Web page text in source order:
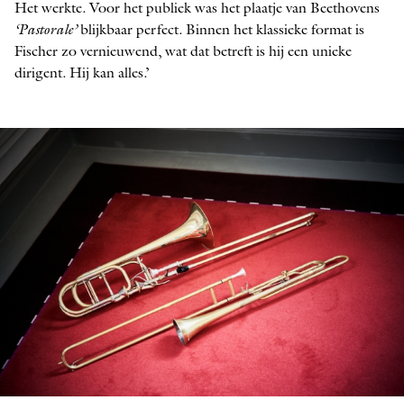
Het werkte. Voor het publiek was het plaatje van Beethovens
‘Pastorale’blijkbaar perfect. Binnen het klassieke format is
Fischer zo vernieuwend, wat dat betreft is hij een unieke
dirigent. Hij kan alles.’